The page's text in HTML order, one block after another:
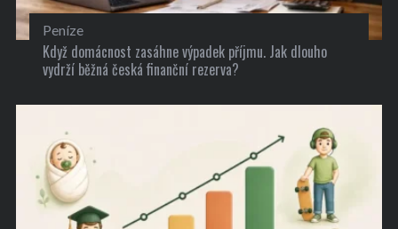
Peníze
Když domácnost zasáhne výpadek příjmu. Jak dlouho
vydrží běžná česká finanční rezerva?